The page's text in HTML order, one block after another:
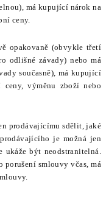
má kupující nárok na
ceny.
opakovaně (obvykle třetí
odlišné závady) nebo má
současně), má kupující
výměnu zboží nebo
prodávajícímu sdělit, jaké
je možná jen
ukáže být neodstranitelná.
smlouvy včas, má